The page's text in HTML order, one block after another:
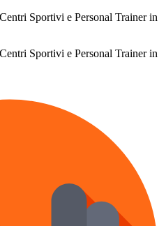
Sportivi e Personal Trainer in
Sportivi e Personal Trainer in